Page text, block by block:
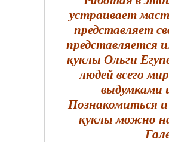
устраивает
представляет
представляется
куклы Ольги
людей всего
выдумками
Познакомиться
куклы можно